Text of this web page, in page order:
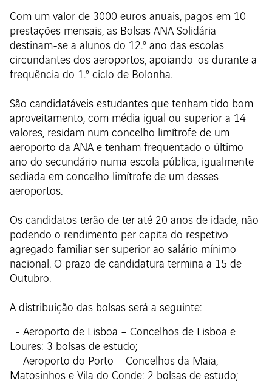
Com um valor de 3000 euros anuais, pagos em 10
prestações mensais, as Bolsas ANA Solidária
destinam-se a alunos do 12.º ano das escolas
circundantes dos aeroportos, apoiando-os durante a
frequência do 1.º ciclo de Bolonha.
São candidatáveis estudantes que tenham tido bom
aproveitamento, com média igual ou superior a 14
valores, residam num concelho limítrofe de um
aeroporto da ANA e tenham frequentado o último
ano do secundário numa escola pública, igualmente
sediada em concelho limítrofe de um desses
aeroportos.
Os candidatos terão de ter até 20 anos de idade, não
podendo o rendimento per capita do respetivo
agregado familiar ser superior ao salário mínimo
nacional. O prazo de candidatura termina a 15 de
Outubro.
A distribuição das bolsas será a seguinte:
- Aeroporto de Lisboa – Concelhos de Lisboa e
Loures: 3 bolsas de estudo;
- Aeroporto do Porto – Concelhos da Maia,
Matosinhos e Vila do Conde: 2 bolsas de estudo;